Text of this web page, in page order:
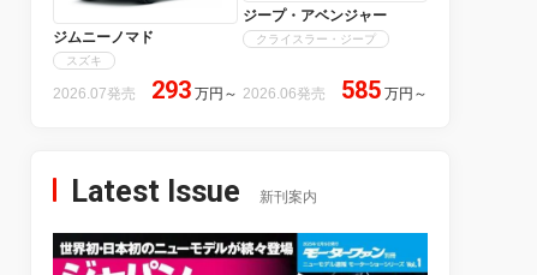
ジムニーノマド
スズキ
2026.07発売 293 万円 ～
ジープ・アベンジャー
クライスラー・ジープ
2026.06発売 585 万円 ～
Latest Issue 新刊案内